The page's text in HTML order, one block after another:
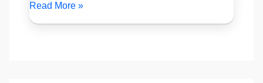
Read More »